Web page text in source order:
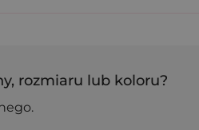
rozmiaru lub koloru?